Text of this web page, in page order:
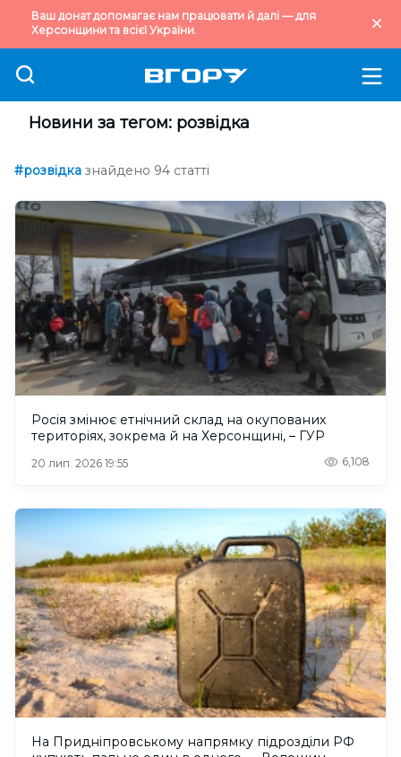
Ваш донат допомагає нам працювати й далі — для
Херсонщини та всієї України.
Новини за тегом: розвідка
#розвідка знайдено 94 статті
Росія змінює етнічний склад на окупованих
територіях, зокрема й на Херсонщині, – ГУР
20 лип. 2026 19:55 6,108
На Придніпровському напрямку підрозділи РФ